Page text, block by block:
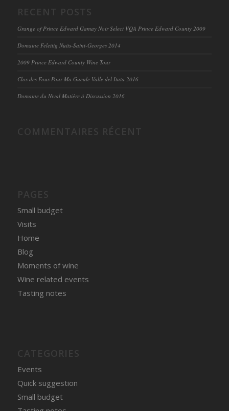
Grange of Prince Edward Gamay Noir Select VQA Prince Edward County 2009
Domaine Felettig Nuits-Saint-Georges 2014
2009 Prince Edward County Wine Tour
Clos des Fous Pour Ma Gueule Valle del Itata 2016
Domaine du Nival Matière à Discussion 2016
Small budget
Visits
Home
Blog
Moments of wine
Wine related events
Tasting notes
Events
Quick suggestion
Small budget